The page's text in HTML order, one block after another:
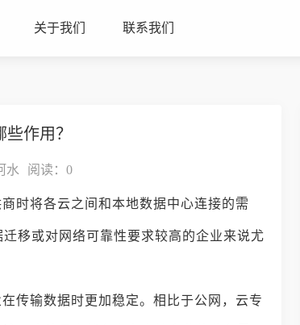
关于我们 联系我们
作用？
水 阅读： 0
时将各云之间和本地数据中心连接的需
移或对网络可靠性要求较高的企业来说尤
传输数据时更加稳定。相比于公网，云专